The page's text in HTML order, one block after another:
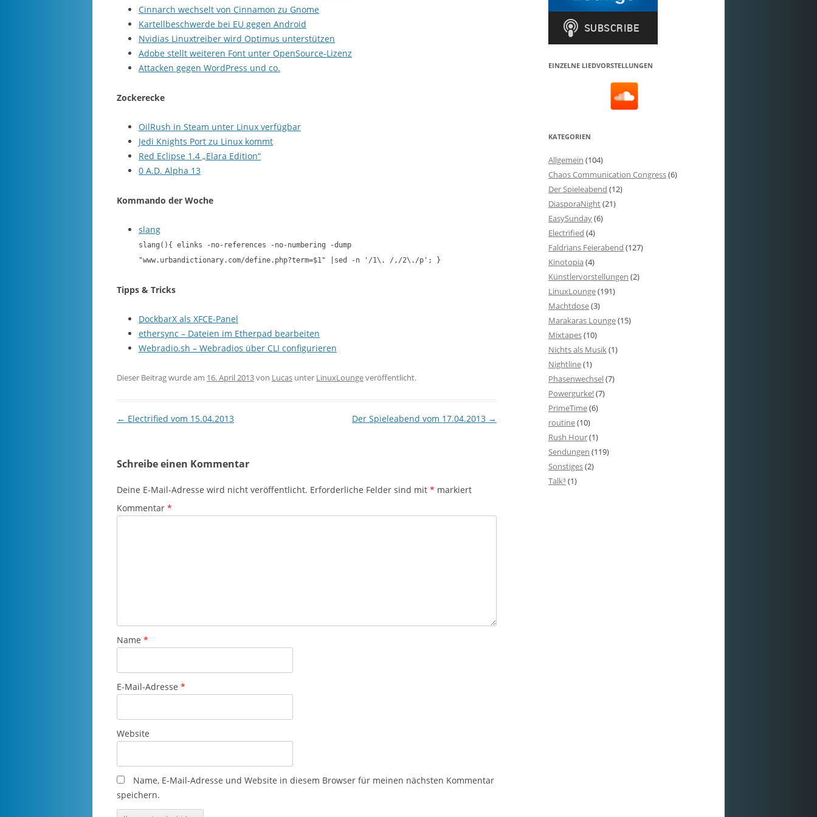
Cinnarch wechselt von Cinnamon zu Gnome
Kartellbeschwerde bei EU gegen Android
Nvidias Linuxtreiber wird Optimus unterstützen
Adobe stellt weiteren Font unter OpenSource-Lizenz
Attacken gegen WordPress und co.
Zockerecke
OilRush in Steam unter Linux verfügbar
Jedi Knights Port zu Linux kommt
Red Eclipse 1.4 „Elara Edition“
0 A.D. Alpha 13
Kommando der Woche
slang
slang(){ elinks -no-references -no-numbering -dump
"www.urbandictionary.com/define.php?term=$1" |sed -n '/1\. /,/2\./p'; }
Tipps & Tricks
DockbarX als XFCE-Panel
ethersync – Dateien im Etherpad bearbeiten
Webradio.sh – Webradios über CLI configurieren
Dieser Beitrag wurde am 16. April 2013von Lucas unter LinuxLoungeveröffentlicht.
Beitragsnavigation
← Electrified vom 15.04.2013 Der Spieleabend vom 17.04.2013 →
Schreibe einen Kommentar
Deine E-Mail-Adresse wird nicht veröffentlicht. Erforderliche Felder sind mit * markiert
Kommentar *
Name *
E-Mail-Adresse *
Website
Name, E-Mail-Adresse und Website in diesem Browser für meinen nächsten Kommentar
speichern.
EINZELNE LIEDVORSTELLUNGEN
KATEGORIEN
Allgemein (104)
Chaos Communication Congress(6)
Der Spieleabend (12)
DiasporaNight(21)
EasySunday(6)
Electrified (4)
Faldrians Feierabend (127)
Kinotopia(4)
Künstlervorstellungen (2)
LinuxLounge(191)
Machtdose(3)
Marakaras Lounge(15)
Mixtapes(10)
Nichts als Musik(1)
Nightline(1)
Phasenwechsel(7)
Powergurke!(7)
PrimeTime(6)
routine(10)
Rush Hour(1)
Sendungen (119)
Sonstiges(2)
Talk³ (1)